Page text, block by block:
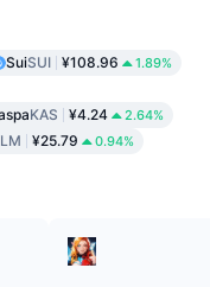
SuiSUI ¥108.96 1.89%
KAS ¥4.24 2.64%
¥25.79 0.94%